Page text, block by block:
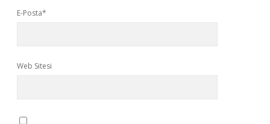
E-Posta*
Web Sitesi